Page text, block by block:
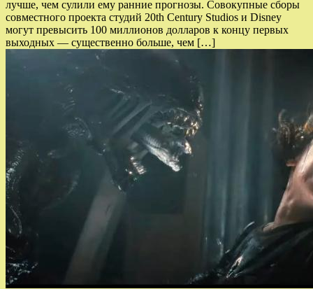
лучше, чем сулили ему ранние прогнозы. Совокупные сборы
совместного проекта студий 20th Century Studios и Disney
могут превысить 100 миллионов долларов к концу первых
выходных — существенно больше, чем […]